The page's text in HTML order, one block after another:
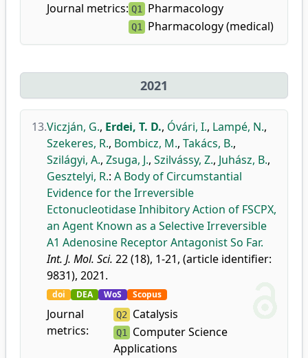
Journal metrics: Q1 Pharmacology
Q1 Pharmacology (medical)
2021
13.Viczján, G., Erdei, T. D., Óvári, I., Lampé, N.,
Szekeres, R., Bombicz, M., Takács, B.,
Szilágyi, A., Zsuga, J., Szilvássy, Z., Juhász, B.,
Gesztelyi, R.: A Body of Circumstantial
Evidence for the Irreversible
Ectonucleotidase Inhibitory Action of FSCPX,
an Agent Known as a Selective Irreversible
A1 Adenosine Receptor Antagonist So Far.
Int. J. Mol. Sci. 22 (18), 1-21, (article identifier:
9831), 2021.
doi DEA WoS Scopus
Journal
metrics:
Q2 Catalysis
Q1 Computer Science
Applications